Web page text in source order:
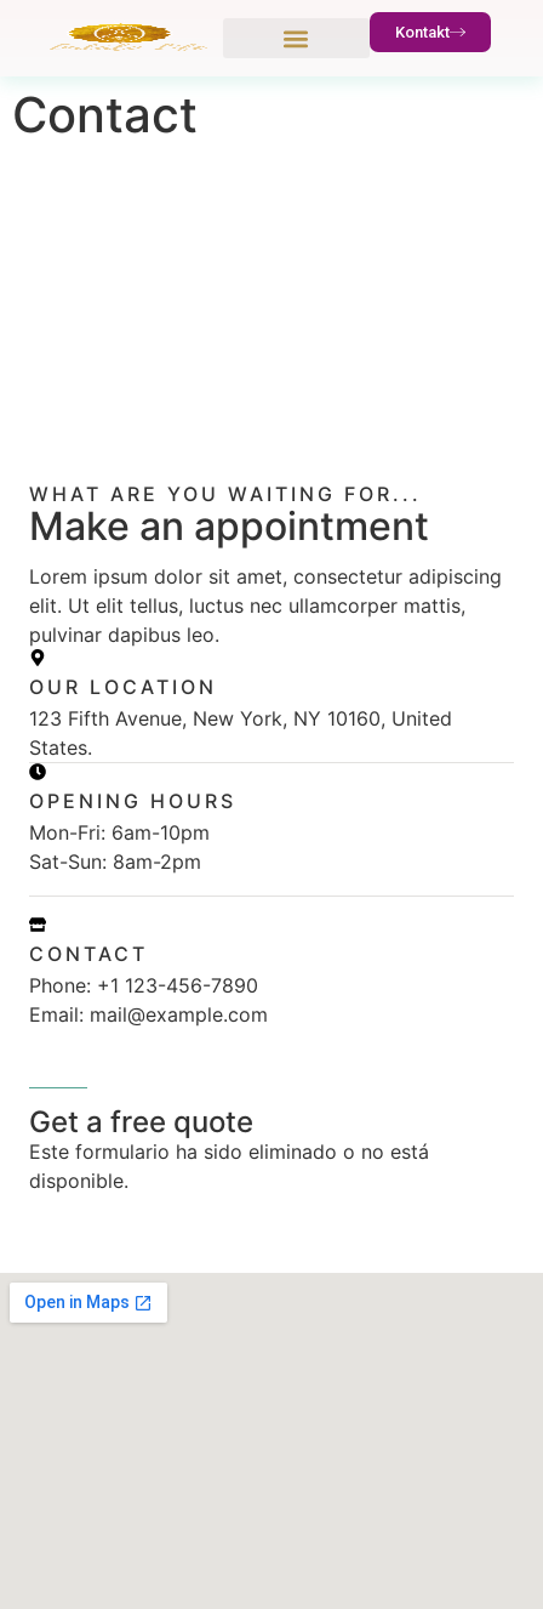
Kontakt
Contact
WHAT ARE YOU WAITING FOR...
Make an appointment
Lorem ipsum dolor sit amet, consectetur adipiscing
elit. Ut elit tellus, luctus nec ullamcorper mattis,
pulvinar dapibus leo.
OUR LOCATION
123 Fifth Avenue, New York, NY 10160, United
States.
OPENING HOURS
Mon-Fri: 6am-10pm
Sat-Sun: 8am-2pm
CONTACT
Phone: +1 123-456-7890
Email: mail@example.com
Get a free quote
Este formulario ha sido eliminado o no está
disponible.